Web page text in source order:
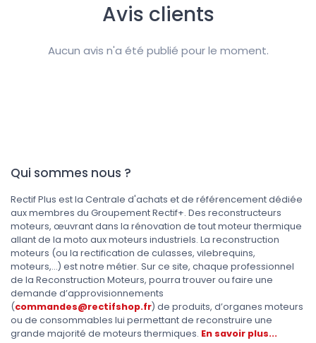
Avis clients
Aucun avis n'a été publié pour le moment.
Qui sommes nous ?
Rectif Plus est la Centrale d'achats et de référencement dédiée
aux membres du Groupement Rectif+. Des reconstructeurs
moteurs, œuvrant dans la rénovation de tout moteur thermique
allant de la moto aux moteurs industriels. La reconstruction
moteurs (ou la rectification de culasses, vilebrequins,
moteurs,...) est notre métier. Sur ce site, chaque professionnel
de la Reconstruction Moteurs, pourra trouver ou faire une
demande d’approvisionnements
(commandes@rectifshop.fr) de produits, d’organes moteurs
ou de consommables lui permettant de reconstruire une
grande majorité de moteurs thermiques. En savoir plus...